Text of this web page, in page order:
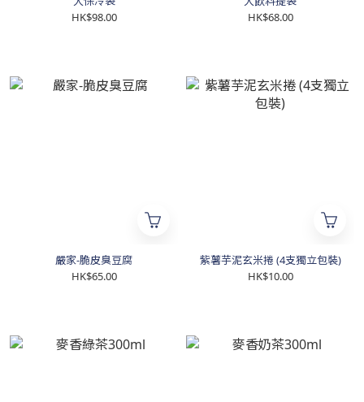
HK$98.00
HK$68.00
嚴家-脆皮臭豆腐
HK$65.00
紫薯芋泥玄米捲 (4支獨立包裝)
HK$10.00